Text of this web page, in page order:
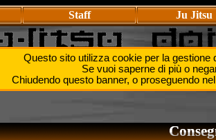
Staff Ju Jitsu
Questo sito utilizza cookie per la gestione
Se vuoi saperne di più o
Chiudendo questo banner, o proseguendo
Se provate a lanciare l’avversario quando il suo
porrete voi stessi in una posizione dalla quale